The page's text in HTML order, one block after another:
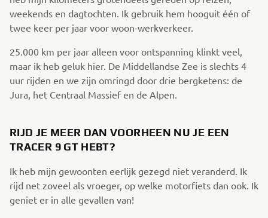
weekends en dagtochten. Ik gebruik hem hooguit één of
twee keer per jaar voor woon-werkverkeer.
25.000 km per jaar alleen voor ontspanning klinkt veel,
maar ik heb geluk hier. De Middellandse Zee is slechts 4
uur rijden en we zijn omringd door drie bergketens: de
Jura, het Centraal Massief en de Alpen.
RIJD JE MEER DAN VOORHEEN NU JE EEN
TRACER 9 GT HEBT?
Ik heb mijn gewoonten eerlijk gezegd niet veranderd. Ik
rijd net zoveel als vroeger, op welke motorfiets dan ook. Ik
geniet er in alle gevallen van!